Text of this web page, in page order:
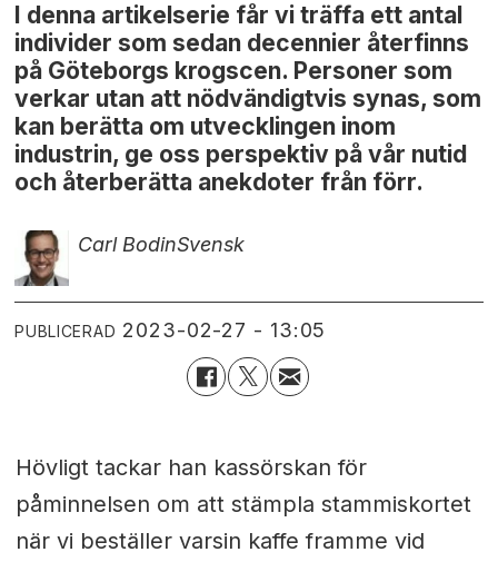
I denna artikelserie får vi träffa ett antal
individer som sedan decennier återfinns
på Göteborgs krogscen. Personer som
verkar utan att nödvändigtvis synas, som
kan berätta om utvecklingen inom
industrin, ge oss perspektiv på vår nutid
och återberätta anekdoter från förr.
Carl BodinSvensk
PUBLICERAD 2023-02-27 - 13:05
Hövligt tackar han kassörskan för
påminnelsen om att stämpla stammiskortet
när vi beställer varsin kaffe framme vid